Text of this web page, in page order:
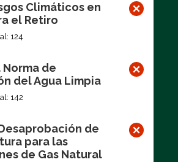
Climáticos en
el Retiro
124
de
del Agua Limpia
142
de
para las
de Gas Natural